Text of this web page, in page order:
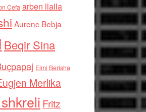
Cefa arben llalla
Aurenc Bebja
Beqir Sina
Elmi Berisha
Merlika
Fritz